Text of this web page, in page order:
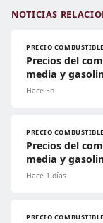
NOTICIAS
PRECIO COMBUSTIBLE
Precios del
media y
Hace 5h
PRECIO COMBUSTIBLE
Precios del
media y
Hace 1 días
PRECIO COMBUSTIBLE